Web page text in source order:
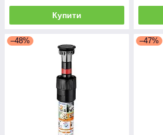
Купити
–48% –47%